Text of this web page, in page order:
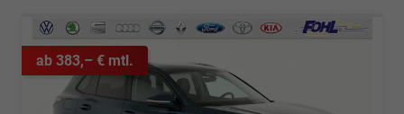
ab 383,– € mtl.